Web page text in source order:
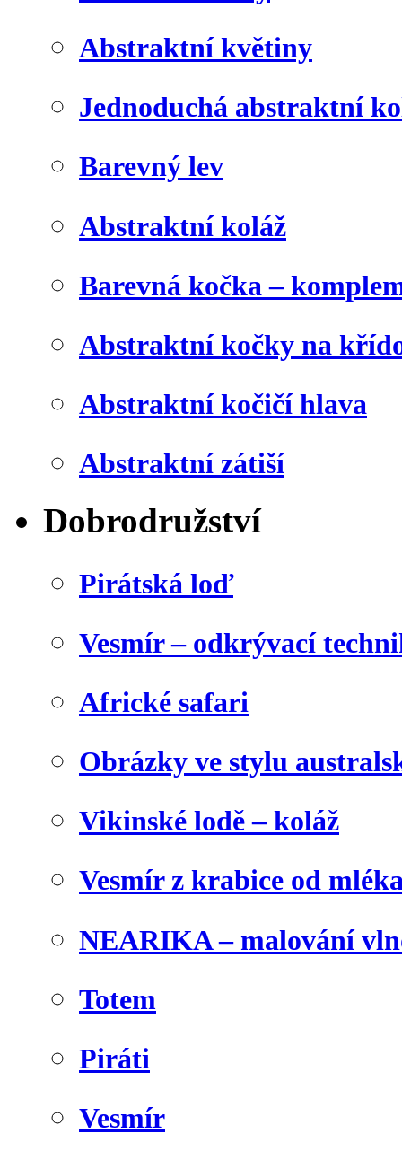
Abstraktní květiny
Jednoduchá abstraktní
Barevný lev
Abstraktní koláž
Barevná kočka –
Abstraktní kočky na
Abstraktní kočičí hlava
Abstraktní zátiší
Dobrodružství
Pirátská loď
Vesmír – odkrývací
Africké safari
Obrázky ve stylu
Vikinské lodě – koláž
Vesmír z krabice od
NEARIKA – malování
Totem
Piráti
Vesmír